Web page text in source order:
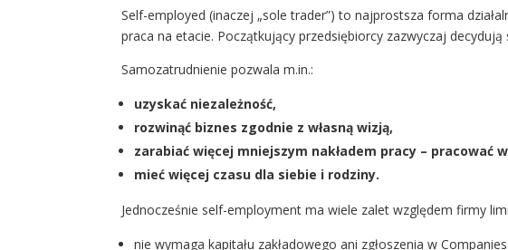
Self-employed (inaczej „sole trader”) to najprostsza forma
praca na etacie. Początkujący przedsiębiorcy zazwyczaj
Samozatrudnienie pozwala m.in.:
uzyskać niezależność,
rozwinąć biznes zgodnie z własną wizją,
zarabiać więcej mniejszym nakładem pracy – pracować
mieć więcej czasu dla siebie i rodziny.
Jednocześnie self-employment ma wiele zalet względem firmy
nie wymaga kapitału zakładowego ani zgłoszenia w